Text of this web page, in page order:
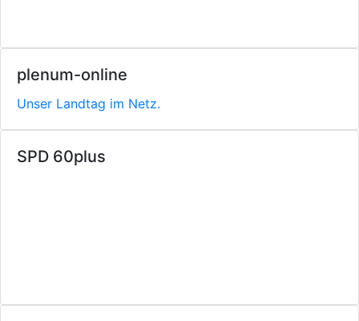
plenum-online
Unser Landtag im Netz.
SPD 60plus